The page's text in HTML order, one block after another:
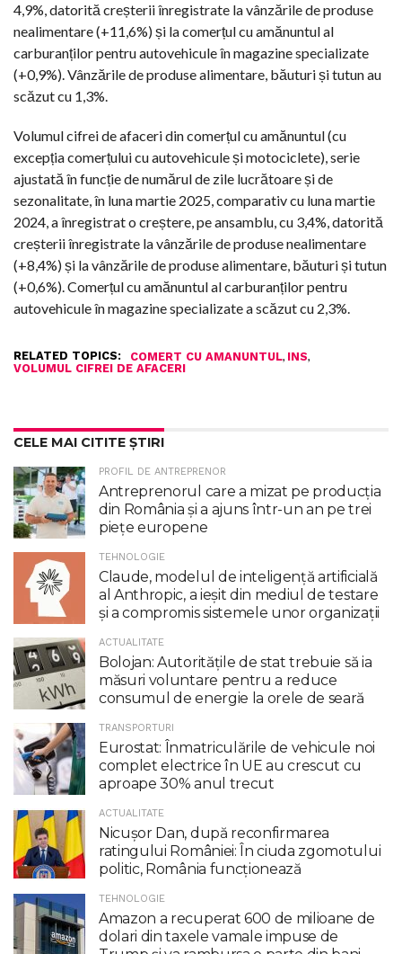
4,9%, datorită creșterii înregistrate la vânzările de produse
nealimentare (+11,6%) și la comerțul cu amănuntul al
carburanților pentru autovehicule în magazine specializate
(+0,9%). Vânzările de produse alimentare, băuturi și tutun au
scăzut cu 1,3%.
Volumul cifrei de afaceri din comerțul cu amănuntul (cu
excepția comerțului cu autovehicule și motociclete), serie
ajustată în funcție de numărul de zile lucrătoare și de
sezonalitate, în luna martie 2025, comparativ cu luna martie
2024, a înregistrat o creștere, pe ansamblu, cu 3,4%, datorită
creșterii înregistrate la vânzările de produse nealimentare
(+8,4%) și la vânzările de produse alimentare, băuturi și tutun
(+0,6%). Comerțul cu amănuntul al carburanților pentru
autovehicule în magazine specializate a scăzut cu 2,3%.
RELATED TOPICS: COMERT CU AMANUNTUL, INS,
VOLUMUL CIFREI DE AFACERI
CELE MAI CITITE ȘTIRI
PROFIL DE ANTREPRENOR
Antreprenorul care a mizat pe producția
din România și a ajuns într-un an pe trei
piețe europene
TEHNOLOGIE
Claude, modelul de inteligenţă artificială
al Anthropic, a ieşit din mediul de testare
şi a compromis sistemele unor organizaţii
ACTUALITATE
Bolojan: Autoritățile de stat trebuie să ia
măsuri voluntare pentru a reduce
consumul de energie la orele de seară
TRANSPORTURI
Eurostat: Înmatriculările de vehicule noi
complet electrice în UE au crescut cu
aproape 30% anul trecut
ACTUALITATE
Nicuşor Dan, după reconfirmarea
ratingului României: În ciuda zgomotului
politic, România funcţionează
TEHNOLOGIE
Amazon a recuperat 600 de milioane de
dolari din taxele vamale impuse de